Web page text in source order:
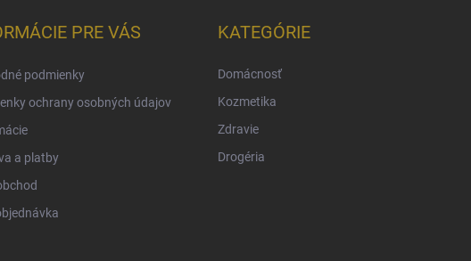
PRE VÁS
podmienky
ochrany osobných údajov
a platby
KATEGÓRIE
Domácnosť
Kozmetika
Zdravie
Drogéria